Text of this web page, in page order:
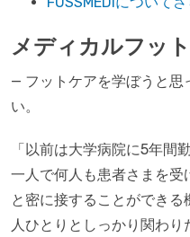
メディカルフッ
— フットケアを学ぼうと思
い。
「以前は大学病院に5年間
一人で何人も患者さまを
と密に接することができ
人ひとりとしっかり関わ